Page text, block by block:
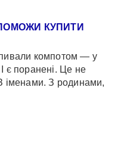
КУПИТИ
компотом — у
є поранені. Це не
іменами. З родинами,